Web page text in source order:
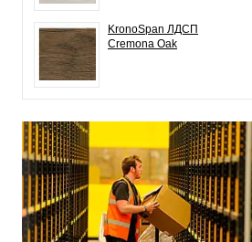
KronoSpan ЛДСП
Cremona Oak